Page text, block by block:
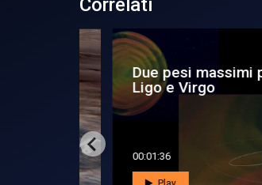
Correlati
Due pesi massimi per
Ligo e Virgo
00:01:36